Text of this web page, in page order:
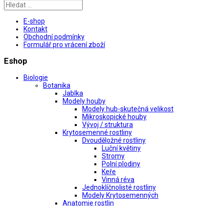
E-shop
Kontakt
Obchodní podmínky
Formulář pro vrácení zboží
Eshop
Biologie
Botanika
Jablka
Modely houby
Modely hub-skutečná velikost
Mikroskopické houby
Vývoj / struktura
Krytosemenné rostliny
Dvouděložné rostliny
Luční květiny
Stromy
Polní plodiny
Keře
Vinná réva
Jednoklíčnolisté rostliny
Modely Krytosemenných
Anatomie rostlin